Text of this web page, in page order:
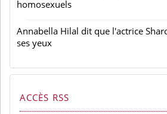
homosexuels
Annabella Hilal dit que l'actrice
ses yeux
ACCÈS RSS